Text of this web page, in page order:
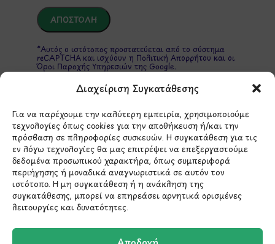
Διαχείριση Συγκατάθεσης
Για να παρέχουμε την καλύτερη εμπειρία, χρησιμοποιούμε
τεχνολογίες όπως cookies για την αποθήκευση ή/και την
πρόσβαση σε πληροφορίες συσκευών. Η συγκατάθεση για τις
εν λόγω τεχνολογίες θα μας επιτρέψει να επεξεργαστούμε
δεδομένα προσωπικού χαρακτήρα, όπως συμπεριφορά
περιήγησης ή μοναδικά αναγνωριστικά σε αυτόν τον
ιστότοπο. Η μη συγκατάθεση ή η ανάκληση της
συγκατάθεσης, μπορεί να επηρεάσει αρνητικά ορισμένες
λειτουργίες και δυνατότητες.
*Αυτός ο ιστότοπος προστατεύεται από το σύστημα
reCAPTCHA και ισχύουν η Πολιτική Απορρήτου και οι
Όροι Παροχής Υπηρεσιώντης Google.
ΣΤΟΙΧΕΙΑ ΕΠΙΚΟΙΝΩΝΙΑΣ
Holargos Center (Ισόγειο)
Λ.Περικλέους 56,
Χολαργός 15561
210 6522282